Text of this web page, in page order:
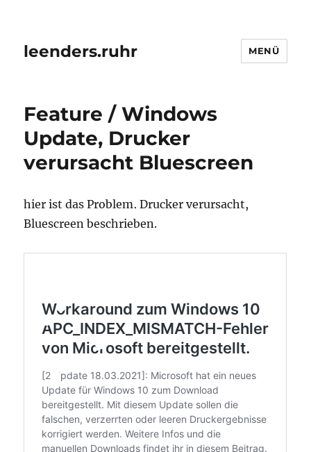
leenders.ruhr MENÜ
Feature / Windows
Update, Drucker
verursacht Bluescreen
hier ist das Problem, Drucker verursacht,
Bluescreen beschrieben.